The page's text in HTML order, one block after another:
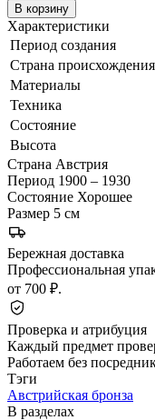
В корзину
Характеристики
Период создания
Страна происхождения
Материалы
Техника
Состояние
Высота
Страна Австрия
Период 1900 – 1930
Состояние Хорошее
Размер 5 см
Бережная доставка
Профессиональная
от 700 ₽.
Проверка и атрибуция
Каждый предмет
Работаем без
Тэги
Австрийская бронза
В разделах